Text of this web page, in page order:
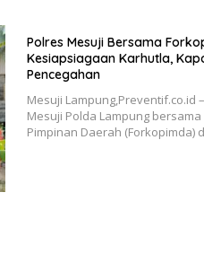
Polres Mesuji Bersama
Kesiapsiagaan Karhutla,
Pencegahan
Mesuji Lampung,Preventif.co.id
Mesuji Polda Lampung
Pimpinan Daerah (Forkopimda)